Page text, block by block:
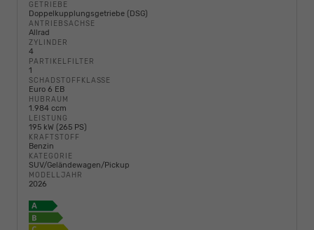
GETRIEBE
Doppelkupplungsgetriebe (DSG)
ANTRIEBSACHSE
Allrad
ZYLINDER
4
PARTIKELFILTER
1
SCHADSTOFFKLASSE
Euro 6 EB
HUBRAUM
1.984 ccm
LEISTUNG
195 kW (265 PS)
KRAFTSTOFF
Benzin
KATEGORIE
SUV/Geländewagen/Pickup
MODELLJAHR
2026